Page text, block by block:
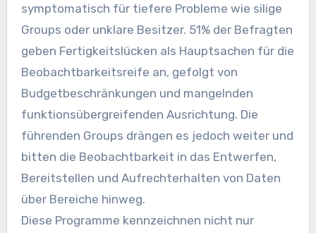
symptomatisch für tiefere Probleme wie silige
Groups oder unklare Besitzer. 51% der Befragten
geben Fertigkeitslücken als Hauptsachen für die
Beobachtbarkeitsreife an, gefolgt von
Budgetbeschränkungen und mangelnden
funktionsübergreifenden Ausrichtung. Die
führenden Groups drängen es jedoch weiter und
bitten die Beobachtbarkeit in das Entwerfen,
Bereitstellen und Aufrechterhalten von Daten
über Bereiche hinweg.
Diese Programme kennzeichnen nicht nur